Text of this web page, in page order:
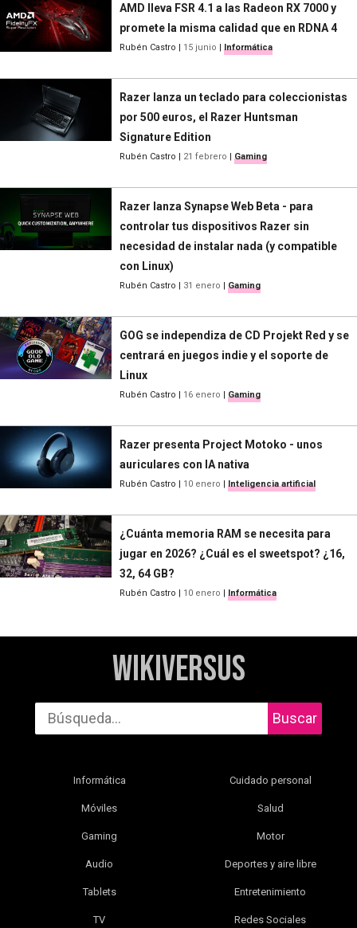
AMD lleva FSR 4.1 a las Radeon RX 7000 y
promete la misma calidad que en RDNA 4
Rubén Castro | 15 junio | Informática
Razer lanza un teclado para coleccionistas
por 500 euros, el Razer Huntsman
Signature Edition
Rubén Castro | 21 febrero | Gaming
Razer lanza Synapse Web Beta - para
controlar tus dispositivos Razer sin
necesidad de instalar nada (y compatible
con Linux)
Rubén Castro | 31 enero | Gaming
GOG se independiza de CD Projekt Red y se
centrará en juegos indie y el soporte de
Linux
Rubén Castro | 16 enero | Gaming
Razer presenta Project Motoko - unos
auriculares con IA nativa
Rubén Castro | 10 enero | Inteligencia artificial
¿Cuánta memoria RAM se necesita para
jugar en 2026? ¿Cuál es el sweetspot? ¿16,
32, 64 GB?
Rubén Castro | 10 enero | Informática
WikiVersus
Buscar
Informática
Móviles
Gaming
Audio
Tablets
TV
Cuidado personal
Salud
Motor
Deportes y aire libre
Entretenimiento
Redes Sociales